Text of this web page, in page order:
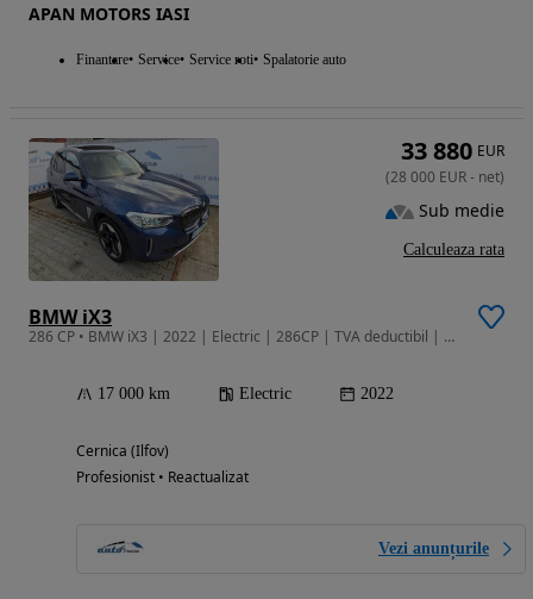
APAN MOTORS IASI
Finantare Service Service roti Spalatorie auto
BMW iX3
286 CP • BMW iX3 | 2022 | Electric | 286CP | TVA deductibil | Leasing
17 000 km Electric 2022
Cernica (Ilfov)
Profesionist • Reactualizat
Vezi anunțurile
33 880 EUR
(28 000 EUR- net)
Sub medie
Calculeaza rata